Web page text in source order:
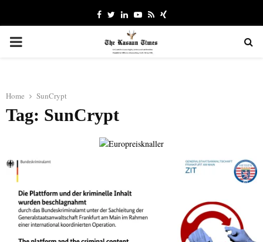
Facebook
TwitterLinkedinYoutube
RssXing
PRIMARY
Home SunCrypt
Tag: SunCrypt